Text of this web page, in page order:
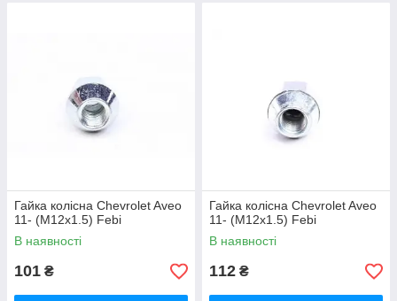
Гайка колісна Chevrolet Aveo
11- (M12x1.5) Febi
В наявності
101 ₴
Гайка колісна Chevrolet Aveo
11- (M12x1.5) Febi
В наявності
112 ₴